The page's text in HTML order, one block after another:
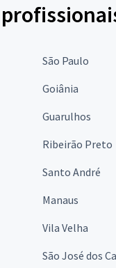
São Paulo
Goiânia
Guarulhos
Ribeirão Preto
Santo André
Manaus
Vila Velha
São José dos